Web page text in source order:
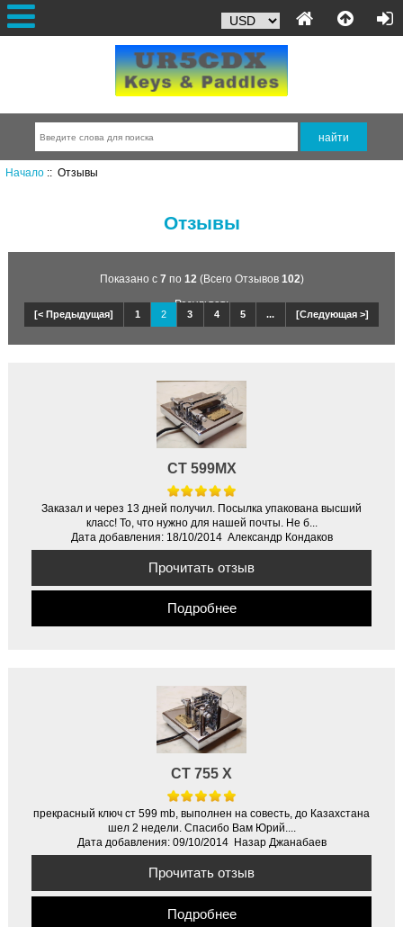
Начало:: Отзывы
Отзывы
Показано с 7 по 12 (Всего Отзывов 102)
Результат:
[< Предыдущая] 1 2 3 4 5 ... [Следующая >]
CT 599MX
Заказал и через 13 дней получил. Посылка упакована высший
класс! То, что нужно для нашей почты. Не б...
Дата добавления: 18/10/2014 Александр Кондаков
Прочитать отзыв
Подробнее
CT 755 X
прекрасный ключ ст 599 mb, выполнен на совесть, до Казахстана
шел 2 недели. Спасибо Вам Юрий....
Дата добавления: 09/10/2014 Назар Джанабаев
Прочитать отзыв
Подробнее